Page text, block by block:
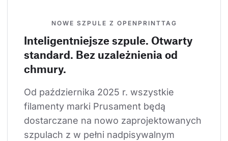
NOWE SZPULE Z OPENPRINTTAG
Inteligentniejsze szpule. Otwarty
standard. Bez uzależnienia od
chmury.
Od października 2025 r. wszystkie
filamenty marki Prusament będą
dostarczane na nowo zaprojektowanych
szpulach z w pełni nadpisywalnym